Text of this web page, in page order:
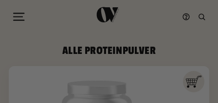
Seitennavigation Suche
ALLE PROTEINPULVER